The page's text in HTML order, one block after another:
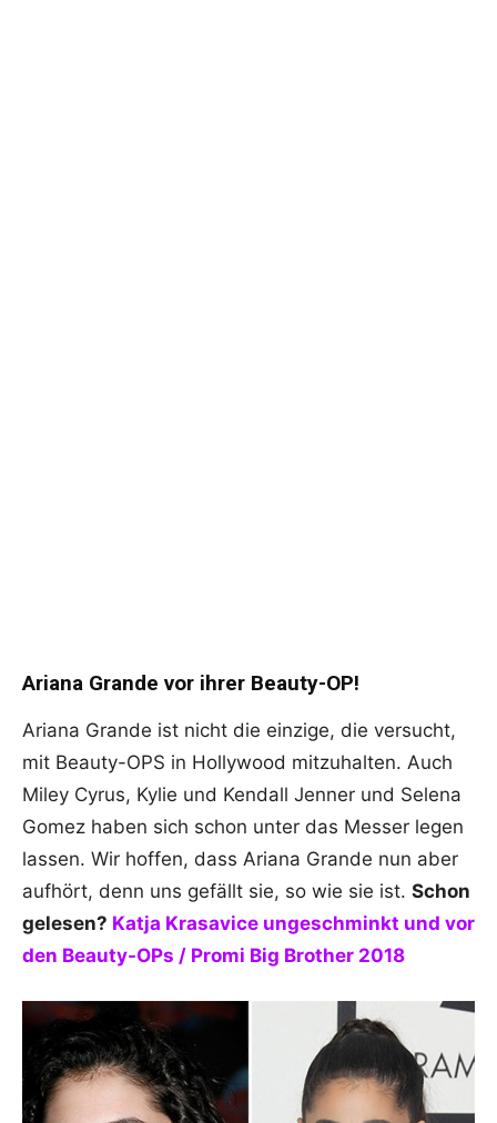
Ariana Grande vor ihrer Beauty-OP!
Ariana Grande ist nicht die einzige, die versucht,
mit Beauty-OPS in Hollywood mitzuhalten. Auch
Miley Cyrus, Kylie und Kendall Jenner und Selena
Gomez haben sich schon unter das Messer legen
lassen. Wir hoffen, dass Ariana Grande nun aber
aufhört, denn uns gefällt sie, so wie sie ist. Schon
gelesen? Katja Krasavice ungeschminkt und vor
den Beauty-OPs / Promi Big Brother 2018